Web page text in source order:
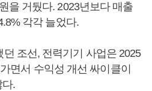
을 거뒀다. 2023년보다 매출
각각 늘었다.
조선, 전력기기 사업은 2025
면서 수익성 개선 싸이클이
다.